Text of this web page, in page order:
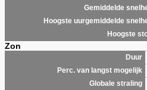
Gemiddelde
Hoogste uurgemiddelde
Hoogste
Zon
Duur
Perc. van langst mogelijk
Globale straling